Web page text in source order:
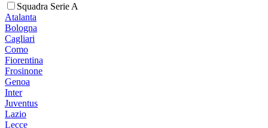
Squadra Serie A
Atalanta
Bologna
Cagliari
Como
Fiorentina
Frosinone
Genoa
Inter
Juventus
Lazio
Lecce